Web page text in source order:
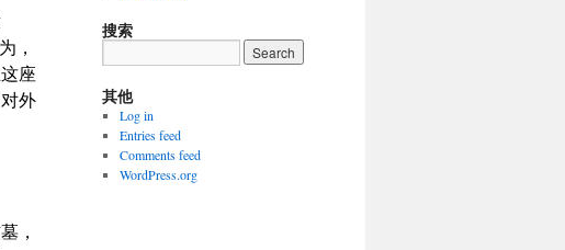
，
座
外
，
搜索
其他
Log in
Entries feed
Comments feed
WordPress.org